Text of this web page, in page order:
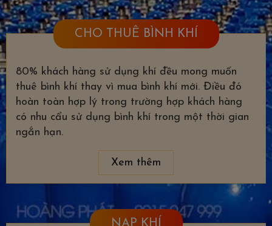
CHO THUÊ BÌNH KHÍ
80% khách hàng sử dụng khí đều mong muốn
thuê bình khí thay vì mua bình khí mới. Điều đó
hoàn toàn hợp lý trong trường hợp khách hàng
có nhu cẩu sử dụng bình khí trong một thời gian
ngắn hạn.
Xem thêm
NẠP KHÍ